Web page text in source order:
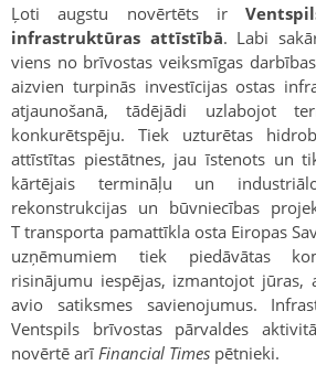
Ļoti augstu novērtēts ir
infrastruktūras attīstībā. Labi
viens no brīvostas veiksmīgas
aizvien turpinās investīcijas ostas
atjaunošanā, tādējādi uzlabojot
konkurētspēju. Tiek uzturētas
attīstītas piestātnes, jau īstenots un
kārtējais termināļu un
rekonstrukcijas un būvniecības
T transporta pamattīkla osta Eiropas
uzņēmumiem tiek piedāvātas
risinājumu iespējas, izmantojot jūras,
avio satiksmes savienojumus.
Ventspils brīvostas pārvaldes
novērtē arī Financial Times pētnieki.